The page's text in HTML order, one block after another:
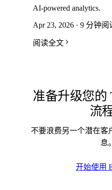
AI-powered analytics.
Apr 23, 2026 · 9 分钟阅
阅读全文
准备升级您的
流
不要浪费另一个潜在客
息。
开始使用